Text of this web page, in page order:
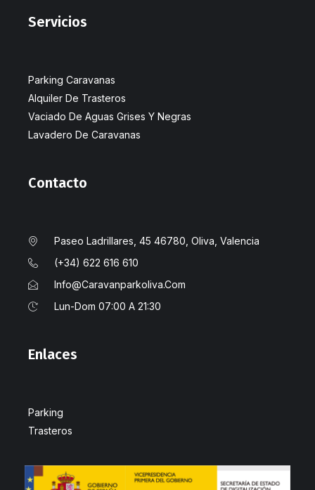
Servicios
Parking Caravanas
Alquiler De Trasteros
Vaciado De Aguas Grises Y Negras
Lavadero De Caravanas
Contacto
Paseo Ladrillares, 45 46780, Oliva, Valencia
(+34) 622 616 610
Info@caravanparkoliva.com
Lun-Dom 07:00 A 21:30
Enlaces
Parking
Trasteros